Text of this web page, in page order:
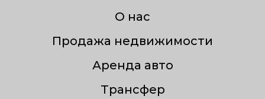
О нас
Продажа недвижимости
Аренда авто
Трансфер